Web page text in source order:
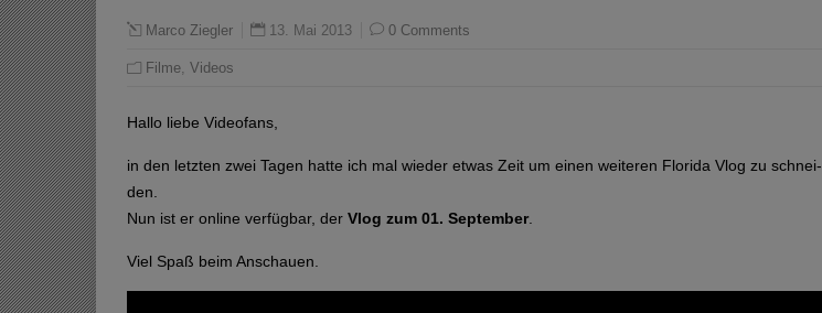
Marco Ziegler 13. Mai 2013 0 Comments
Filme, Videos
Hallo liebe Videofans,
in den letzten zwei Tagen hatte ich mal wieder etwas Zeit um einen weiteren Florida Vlog zu schnei-
den.
Nun ist er online verfügbar, der Vlog zum 01. September.
Viel Spaß beim Anschauen.